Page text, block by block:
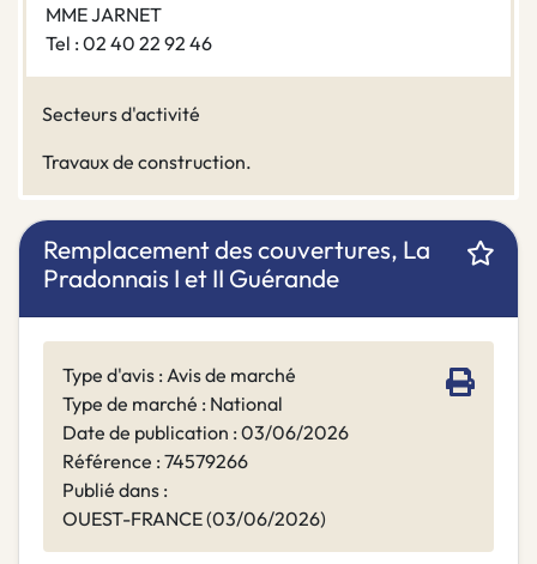
MME JARNET
Tel : 02 40 22 92 46
Secteurs d'activité
Travaux de construction.
Remplacement des couvertures, La
Pradonnais I et II Guérande
Type d'avis : Avis de marché
Type de marché : National
Date de publication : 03/06/2026
Référence : 74579266
Publié dans :
OUEST-FRANCE (03/06/2026)